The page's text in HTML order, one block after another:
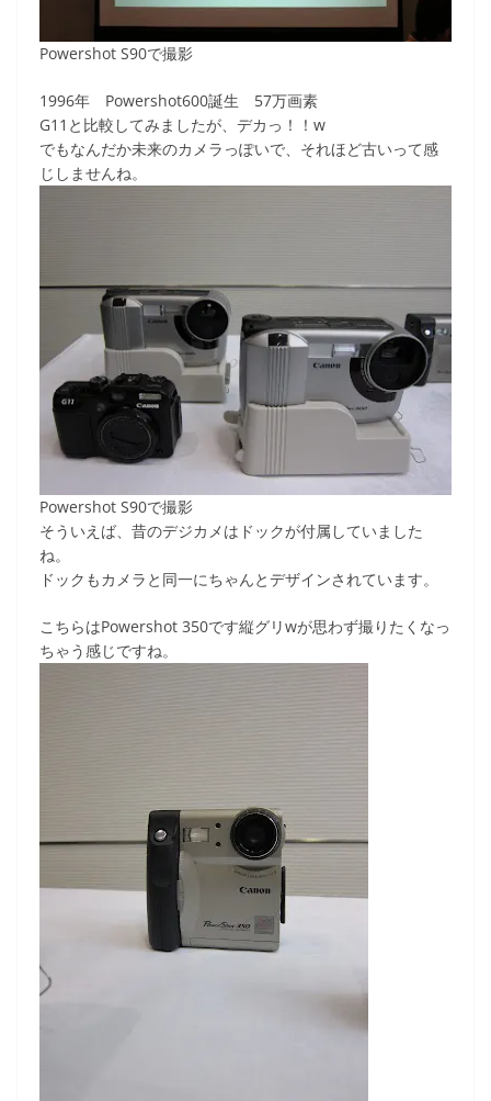
Powershot S90で撮影
1996年 Powershot600誕生 57万画素
G11と比較してみましたが、デカっ！！w
でもなんだか未来のカメラっぽいで、それほど古いって感
じしませんね。
Powershot S90で撮影
そういえば、昔のデジカメはドックが付属していました
ね。
ドックもカメラと同一にちゃんとデザインされています。
こちらはPowershot 350です縦グリwが思わず撮りたくなっ
ちゃう感じですね。